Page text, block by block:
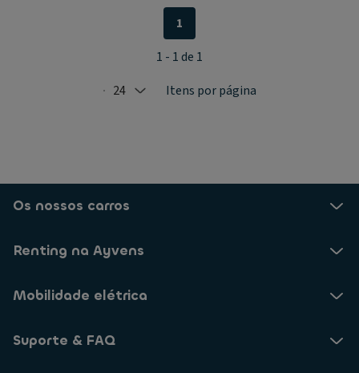
Selected: 24
24 Itens por página
1
1 - 1 de 1
Os nossos carros
Renting na Ayvens
Mobilidade elétrica
Suporte & FAQ